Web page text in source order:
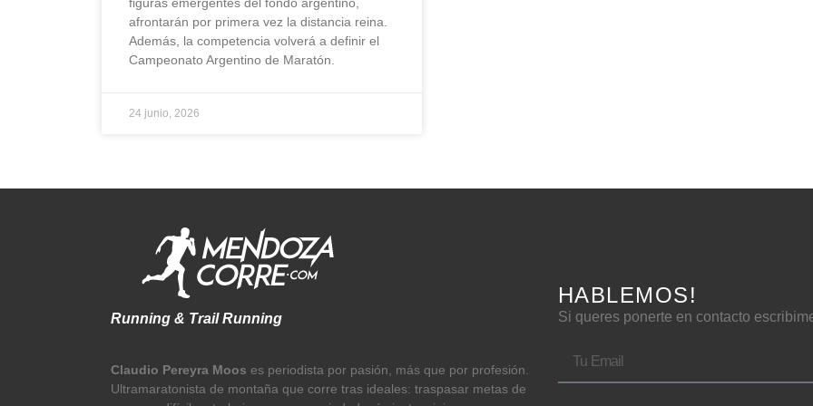
afrontarán por primera vez la distancia reina.
Además, la competencia volverá a definir el
Campeonato Argentino de Maratón.
24 junio, 2026
Running & Trail Running
Claudio Pereyra Moos es periodista por pasión, más que por profesión.
Ultramaratonista de montaña que corre tras ideales: traspasar metas de
HABLEMOS!
Si queres ponerte en contacto